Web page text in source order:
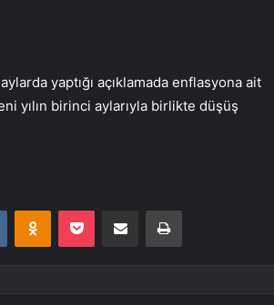
yaptığı açıklamada enflasyona ait
yılın birinci aylarıyla birlikte düşüş
VKontakteOdnoklassniki
Pocket E-Posta ile paylaş Yazdır